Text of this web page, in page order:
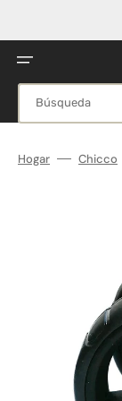
contenido
Búsqueda
Hogar Chicco